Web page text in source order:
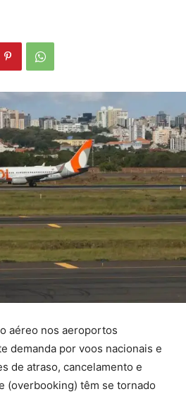
aéreo nos aeroportos
demanda por voos nacionais e
de atraso, cancelamento e
(overbooking) têm se tornado